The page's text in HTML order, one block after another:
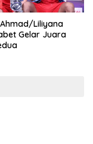
Liliyana
Gelar Juara